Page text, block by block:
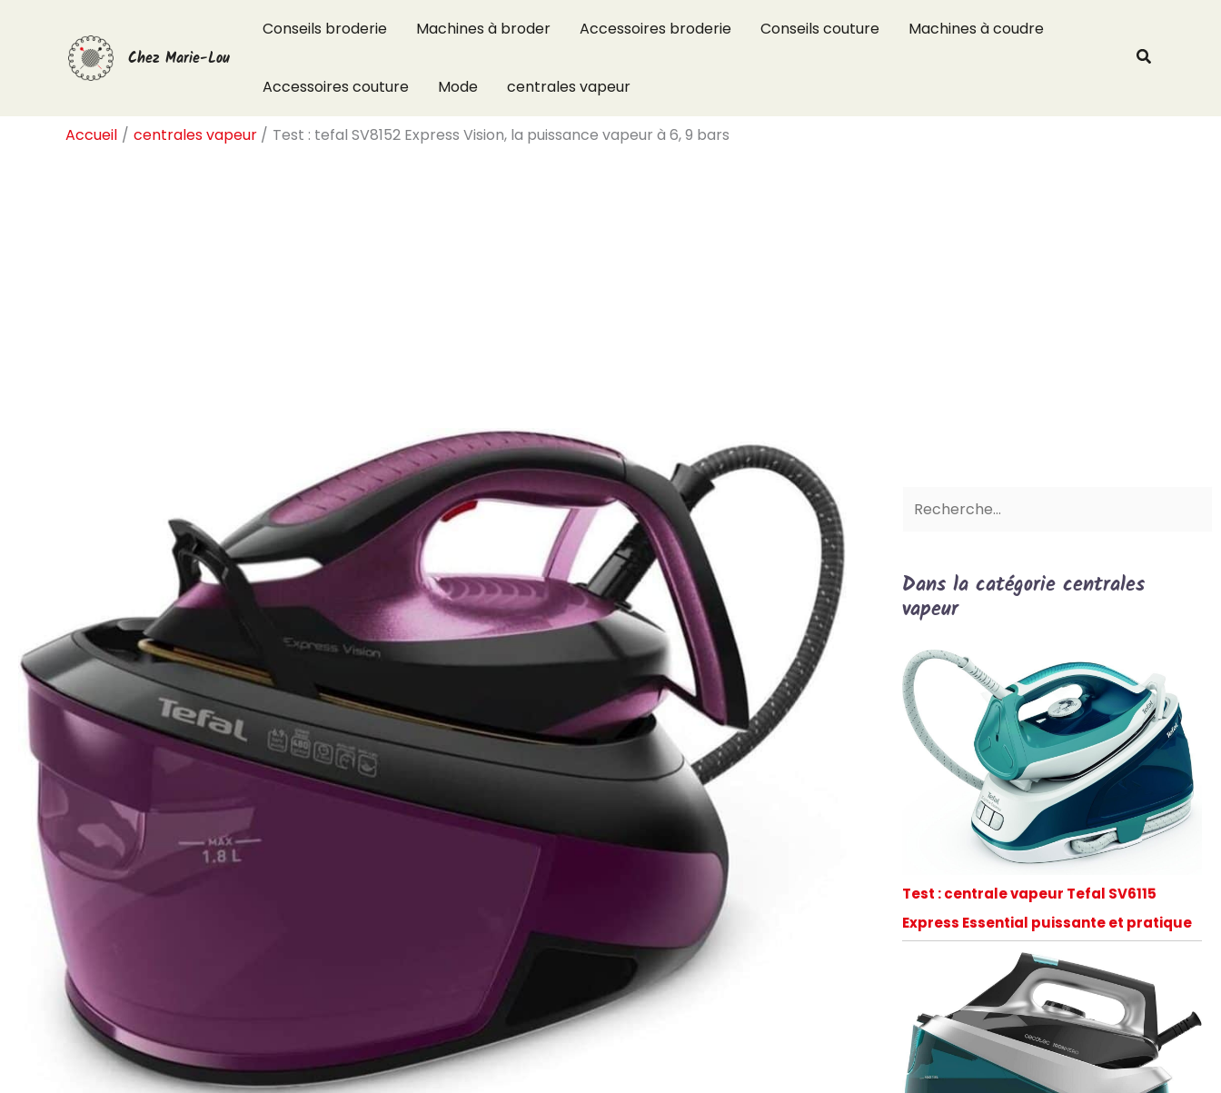
Chez Marie-Lou
Conseils broderie Machines à broder Accessoires broderie Conseils couture Machines à coudre
Accessoires couture Mode centrales vapeur
Accueil centrales vapeur Test : tefal SV8152 Express Vision, la puissance vapeur à 6, 9 bars
Dans la catégorie centrales
vapeur
Test : centrale vapeur Tefal SV6115
Express Essential puissante et pratique